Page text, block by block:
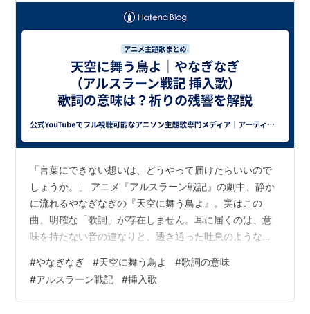
ルーシャン：小山力也
ヘイルターシュ：山本格
イノケンティス七世：桜井敏治
ギスカール：子安武人
ボダン：斎藤志郎
ラジェンドラ：鳥海浩輔
ガーデーヴィ：千葉進歩
ジャスワント：羽多野渉
ナレーション：鈴木英一郎
主題歌
第1クール
「言葉にできない想いは、どうやって届けたらいいので
しょうか。」 アニメ『アルスラーン戦記』の劇中、静か
に流れるやなぎなぎの『天空に舞う鳥よ』。実はこの
曲、明確な「歌詞」が存在しません。耳に届くのは、意
味を持たない音の連なりと、透き通った吐息のような調
たに、まず伝えたいことがあります。この曲が描いてい
るのは、理屈や言葉を超えた先にある、圧倒的な「祈り
の残響」です。 なぜ、意味を持たないはずの音が、これ
#やなぎなぎ #天空に舞う鳥よ #歌詞の意味
#アルスラーン戦記 #挿入歌